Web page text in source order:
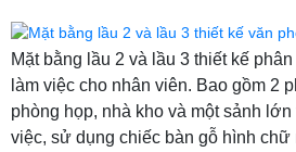
Mặt bằng lầu 2 và lầu 3 thiết kế
làm việc cho nhân viên. Bao gồm 2
phòng họp, nhà kho và một sảnh
việc, sử dụng chiếc bàn gỗ hình